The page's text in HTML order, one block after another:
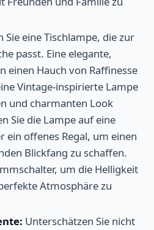
Sie eine Tischlampe, die zur
passt. Eine elegante,
einen Hauch von Raffinesse
Vintage-inspirierte Lampe
und charmanten Look
Sie die Lampe auf eine
ein offenes Regal, um einen
Blickfang zu schaffen.
um die Helligkeit
Atmosphäre zu
Unterschätzen Sie nicht